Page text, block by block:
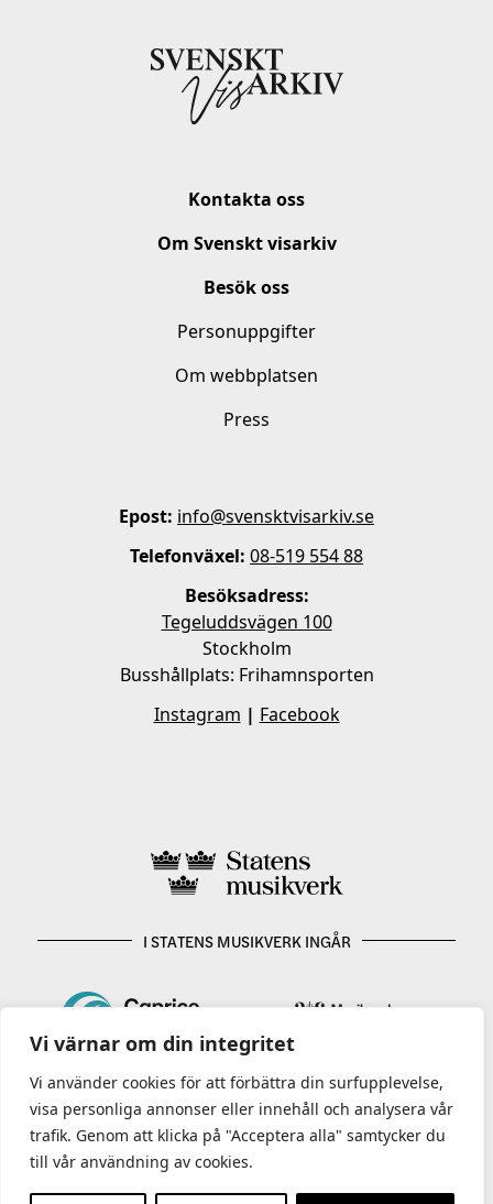
Vi värnar om din integritet
Vi använder cookies för att förbättra din surfupplevelse,
visa personliga annonser eller innehåll och analysera vår
trafik. Genom att klicka på "Acceptera alla" samtycker du
till vår användning av cookies.
Kontakta oss
Om Svenskt visarkiv
Besök oss
Personuppgifter
Om webbplatsen
Press
Epost: info@svensktvisarkiv.se
Telefonväxel: 08-519 554 88
Besöksadress:
Tegeluddsvägen 100
Stockholm
Busshållplats: Frihamnsporten
Instagram | Facebook
I STATENS MUSIKVERK INGÅR